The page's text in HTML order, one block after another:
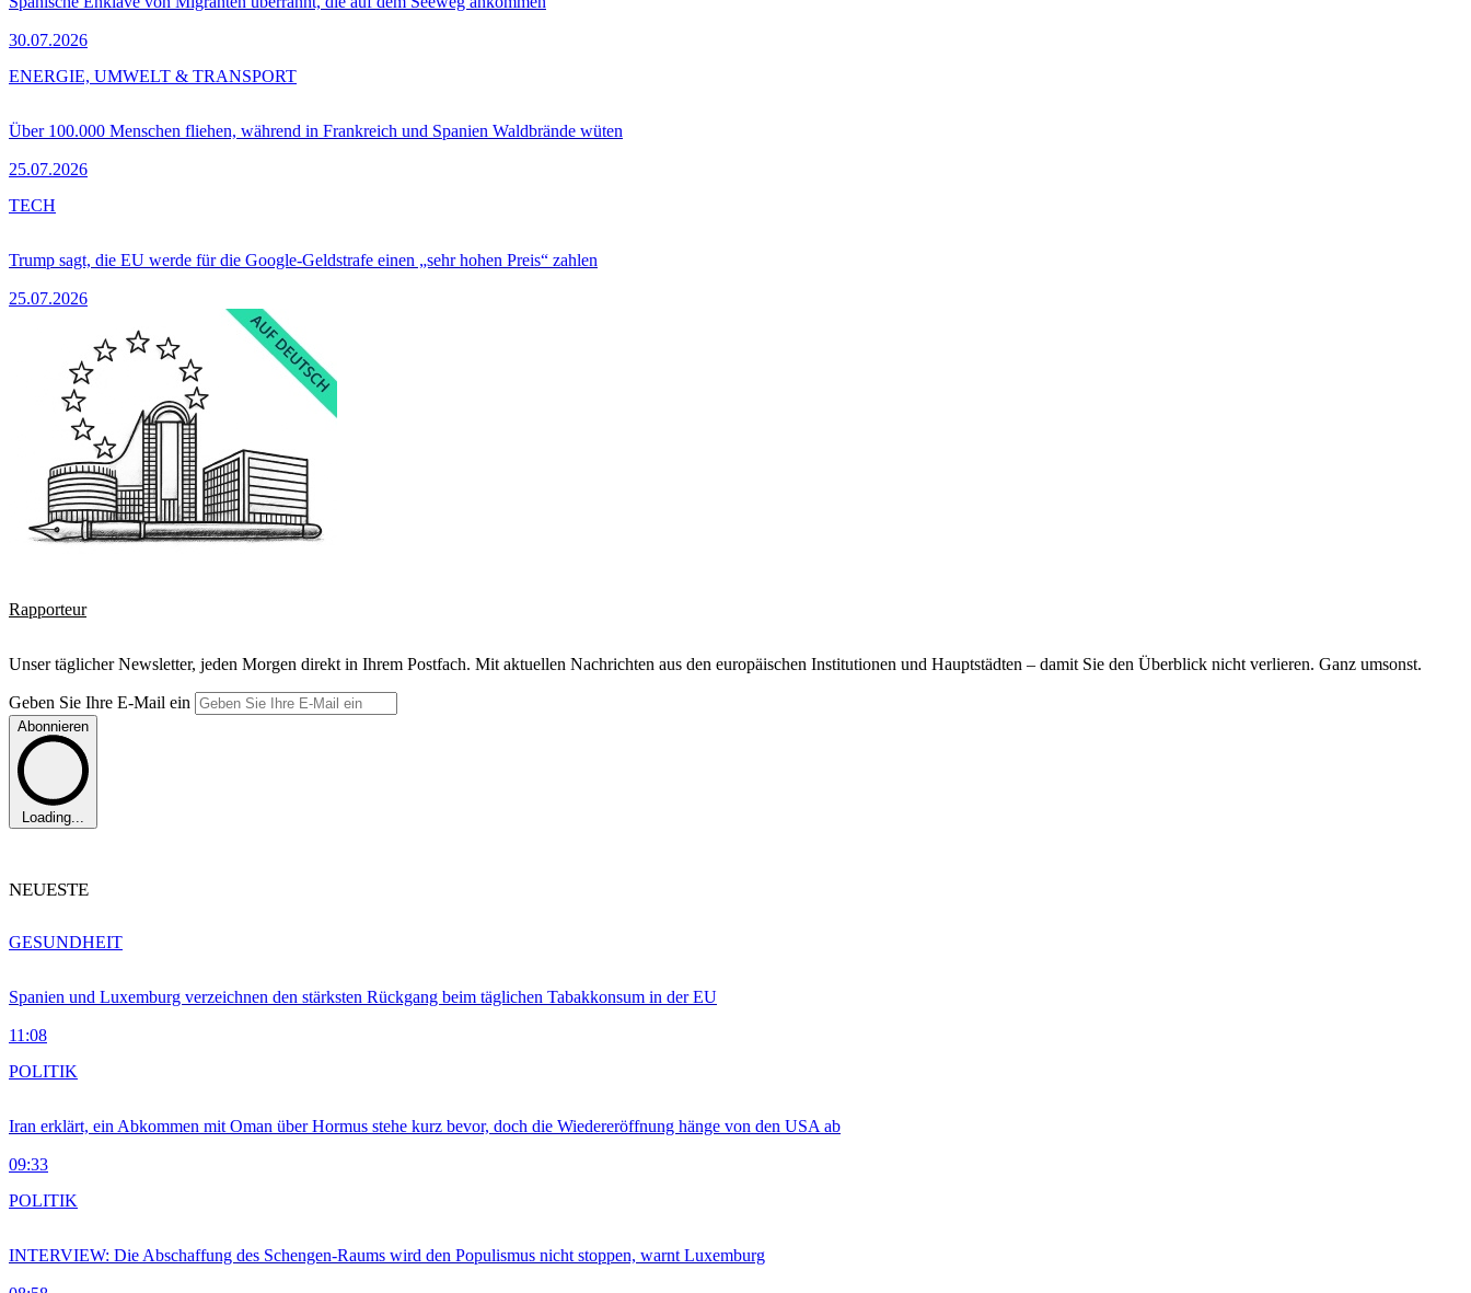
30.07.2026
Über 100.000 Menschen fliehen, während in Frankreich und Spanien Waldbrände wüten
25.07.2026
ENERGIE, UMWELT & TRANSPORT
Trump sagt, die EU werde für die Google-Geldstrafe einen „sehr hohen Preis“ zahlen
25.07.2026
TECH
Rapporteur
Unser täglicher Newsletter, jeden Morgen direkt in Ihrem Postfach. Mit aktuellen Nachrichten aus den europäischen Institutionen und Hauptstädten – damit Sie den Überblick nicht verlieren. Ganz umsonst.
Geben Sie Ihre E-Mail ein
Abonnieren
Loading...
NEUESTE
Spanien und Luxemburg verzeichnen den stärksten Rückgang beim täglichen Tabakkonsum in der EU
11:08
GESUNDHEIT
Iran erklärt, ein Abkommen mit Oman über Hormus stehe kurz bevor, doch die Wiedereröffnung hänge von den USA ab
09:33
POLITIK
INTERVIEW: Die Abschaffung des Schengen-Raums wird den Populismus nicht stoppen, warnt Luxemburg
POLITIK